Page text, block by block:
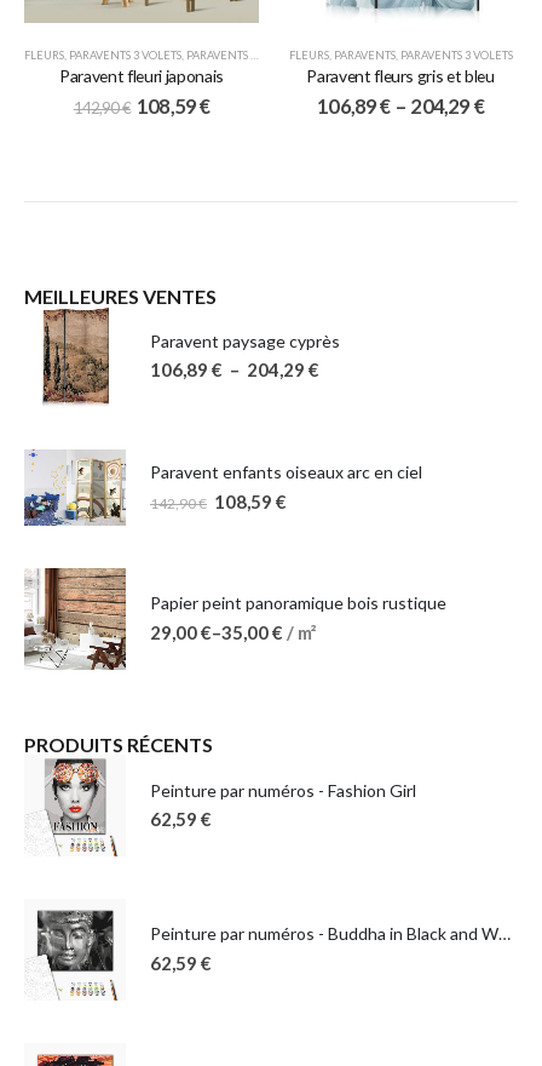
FLEURS PARAVENTS 3 VOLETS PARAVENTS JAPONAIS
Paravent fleuri japonais
142,90€ 108,59€
FLEURS, PARAVENTS, PARAVENTS 3 VOLETS
Paravent fleurs gris et bleu
106,89€ – 204,29 €
MEILLEURES VENTES
Paravent paysage cyprès
106,89 € – 204,29 €
Paravent enfants oiseaux arc en ciel
142,90€ 108,59 €
Papier peint panoramique bois rustique
29,00€–35,00€ / m²
PRODUITS RÉCENTS
Peinture par numéros - Fashion Girl
62,59 €
Peinture par numéros - Buddha in Black and White
62,59 €